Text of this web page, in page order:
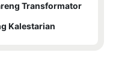
Transformator
Kalestarian